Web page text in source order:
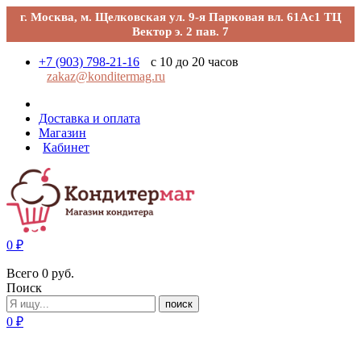
г. Москва, м. Щелковская ул. 9-я Парковая вл. 61Ас1 ТЦ
Вектор э. 2 пав. 7
+7 (903) 798-21-16
с 10 до 20 часов
zakaz@konditermag.ru
Доставка и оплата
Магазин
Кабинет
0 ₽
Всего 0 руб.
Поиск
поиск
0 ₽